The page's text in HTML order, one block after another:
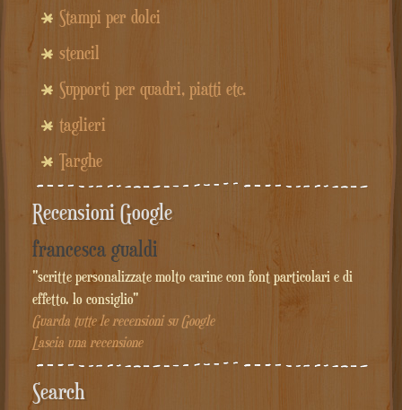
Stampi per dolci
stencil
Supporti per quadri, piatti etc.
taglieri
Targhe
Recensioni Google
francesca gualdi
"scritte personalizzate molto carine con font particolari e di
effetto. lo consiglio"
Guarda tutte le recensioni su Google
Lascia una recensione
Search